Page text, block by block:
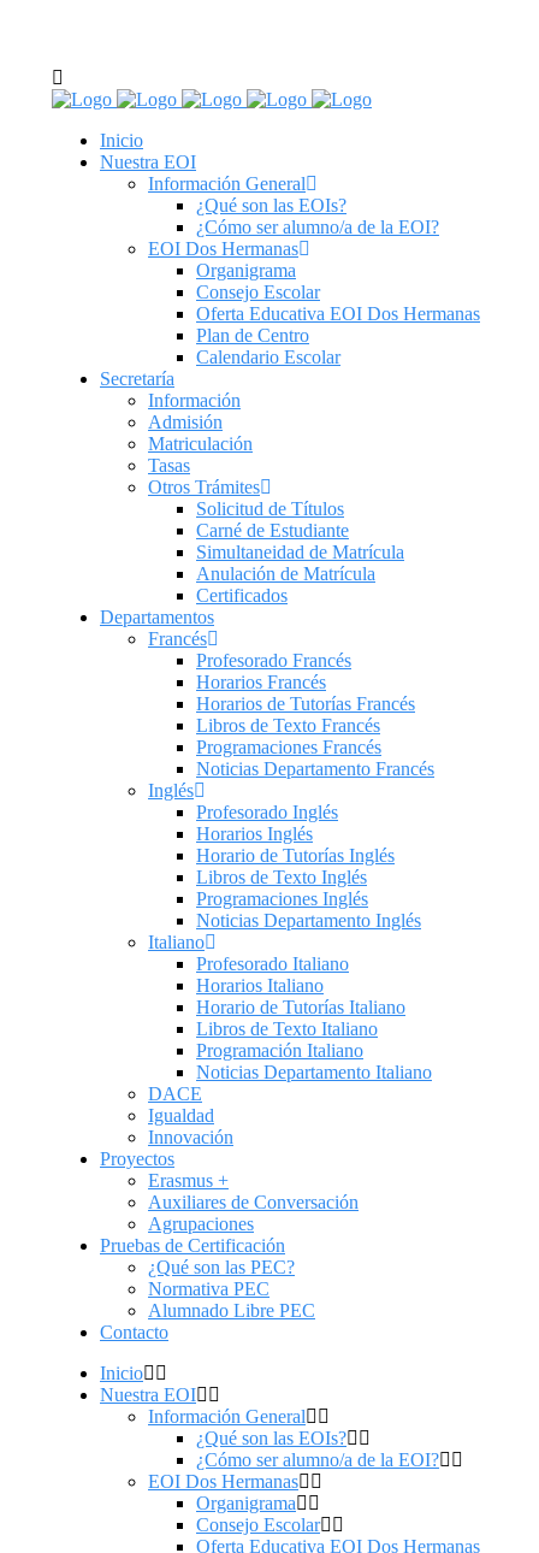
tel: 955 62 43 03
Inicio
Nuestra EOI
Información General
¿Qué son las EOIs?
¿Cómo ser alumno/a de la EOI?
EOI Dos Hermanas
Organigrama
Consejo Escolar
Oferta Educativa EOI Dos Hermanas
Plan de Centro
Calendario Escolar
Secretaría
Información
Admisión
Matriculación
Tasas
Otros Trámites
Solicitud de Títulos
Carné de Estudiante
Simultaneidad de Matrícula
Anulación de Matrícula
Certificados
Departamentos
Francés
Profesorado Francés
Horarios Francés
Horarios de Tutorías Francés
Libros de Texto Francés
Programaciones Francés
Noticias Departamento Francés
Inglés
Profesorado Inglés
Horarios Inglés
Horario de Tutorías Inglés
Libros de Texto Inglés
Programaciones Inglés
Noticias Departamento Inglés
Italiano
Profesorado Italiano
Horarios Italiano
Horario de Tutorías Italiano
Libros de Texto Italiano
Programación Italiano
Noticias Departamento Italiano
DACE
Igualdad
Innovación
Proyectos
Erasmus +
Auxiliares de Conversación
Agrupaciones
Pruebas de Certificación
¿Qué son las PEC?
Normativa PEC
Alumnado Libre PEC
Contacto
Inicio
Nuestra EOI
Información General
¿Qué son las EOIs?
¿Cómo ser alumno/a de la EOI?
EOI Dos Hermanas
Organigrama
Consejo Escolar
Oferta Educativa EOI Dos Hermanas